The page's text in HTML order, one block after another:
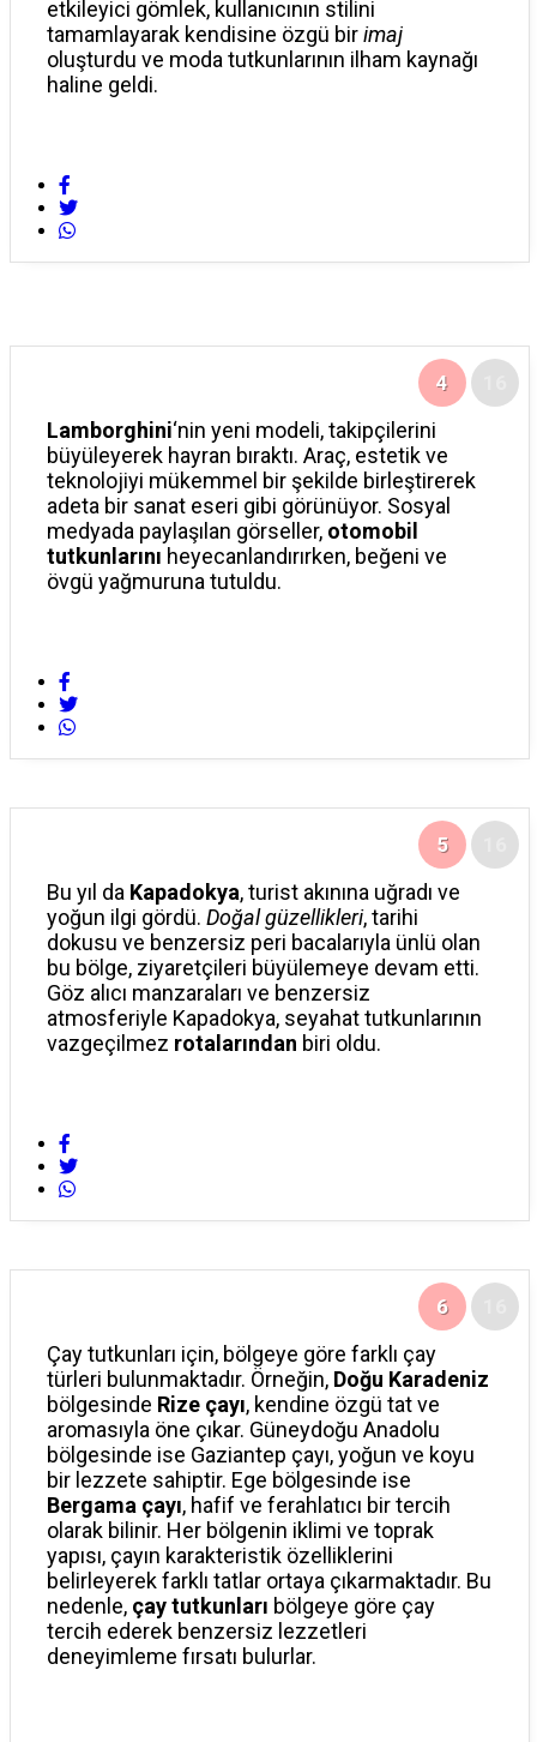
etkileyici gömlek, kullanıcının stilini
tamamlayarak kendisine özgü birimaj
oluşturdu ve moda tutkunlarının ilham kaynağı
haline geldi.
4
Lamborghini‘nin yeni modeli, takipçilerini
büyüleyerek hayran bıraktı. Araç, estetik ve
teknolojiyi mükemmel bir şekilde birleştirerek
adeta bir sanat eseri gibi görünüyor. Sosyal
medyada paylaşılan görseller, otomobil
tutkunlarını heyecanlandırırken, beğeni ve
övgü yağmuruna tutuldu.
5
Bu yıl da Kapadokya, turist akınına uğradı ve
yoğun ilgi gördü. Doğal güzellikleri, tarihi
dokusu ve benzersiz peri bacalarıyla ünlü olan
bu bölge, ziyaretçileri büyülemeye devam etti.
Göz alıcı manzaraları ve benzersiz
atmosferiyle Kapadokya, seyahat tutkunlarının
vazgeçilmez rotalarından biri oldu.
6
Çay tutkunları için, bölgeye göre farklı çay
türleri bulunmaktadır. Örneğin, Doğu Karadeniz
bölgesinde Rize çayı, kendine özgü tat ve
aromasıyla öne çıkar. Güneydoğu Anadolu
bölgesinde ise Gaziantep çayı, yoğun ve koyu
bir lezzete sahiptir. Ege bölgesinde ise
Bergama çayı, hafif ve ferahlatıcı bir tercih
olarak bilinir. Her bölgenin iklimi ve toprak
yapısı, çayın karakteristik özelliklerini
belirleyerek farklı tatlar ortaya çıkarmaktadır. Bu
nedenle, çay tutkunları bölgeye göre çay
tercih ederek benzersiz lezzetleri
deneyimleme fırsatı bulurlar.